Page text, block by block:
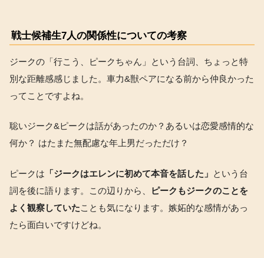
戦士候補生7人の関係性についての考察
ジークの「行こう、ピークちゃん」という台詞、ちょっと特
別な距離感感じました。車力&獣ペアになる前から仲良かった
ってことですよね。
聡いジーク&ピークは話があったのか？あるいは恋愛感情的な
何か？ はたまた無配慮な年上男だっただけ？
ピークは 「ジークはエレンに初めて本音を話した」 という台
詞を後に語ります。この辺りから、
ピークもジークのことを
よく観察していたことも気になります。嫉妬的な感情があっ
たら面白いですけどね。